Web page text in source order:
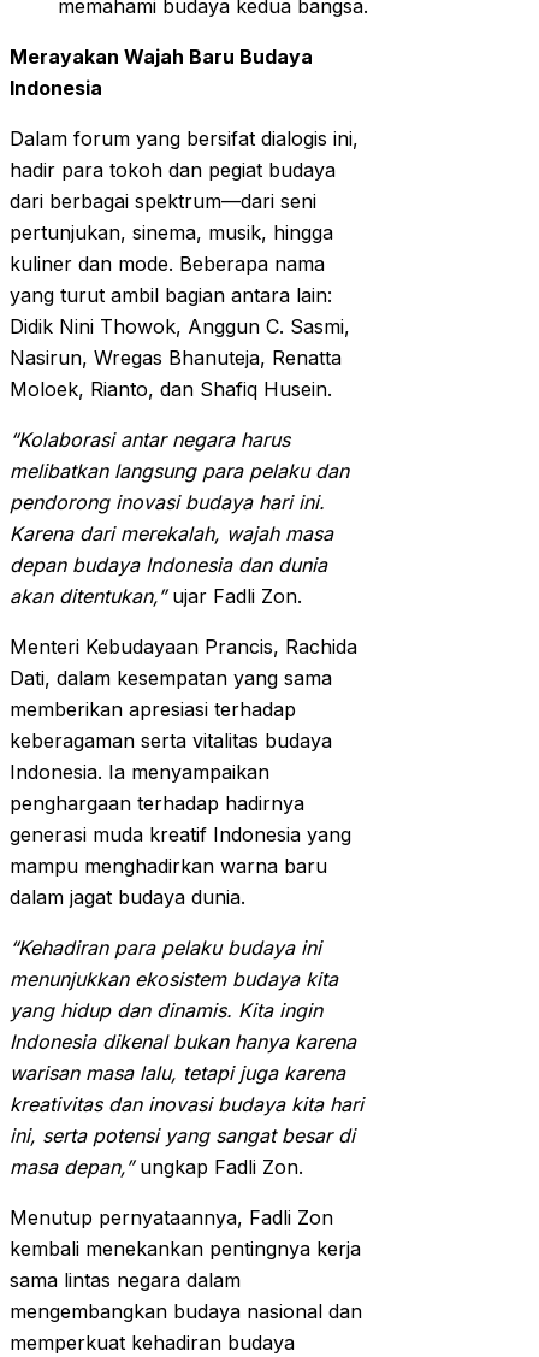
memahami budaya kedua bangsa.
Merayakan Wajah Baru Budaya
Indonesia
Dalam forum yang bersifat dialogis ini,
hadir para tokoh dan pegiat budaya
dari berbagai spektrum—dari seni
pertunjukan, sinema, musik, hingga
kuliner dan mode. Beberapa nama
yang turut ambil bagian antara lain:
Didik Nini Thowok, Anggun C. Sasmi,
Nasirun, Wregas Bhanuteja, Renatta
Moloek, Rianto, dan Shafiq Husein.
“Kolaborasi antar negara harus
melibatkan langsung para pelaku dan
pendorong inovasi budaya hari ini.
Karena dari merekalah, wajah masa
depan budaya Indonesia dan dunia
akan ditentukan,”ujar Fadli Zon.
Menteri Kebudayaan Prancis, Rachida
Dati, dalam kesempatan yang sama
memberikan apresiasi terhadap
keberagaman serta vitalitas budaya
Indonesia. Ia menyampaikan
penghargaan terhadap hadirnya
generasi muda kreatif Indonesia yang
mampu menghadirkan warna baru
dalam jagat budaya dunia.
“Kehadiran para pelaku budaya ini
menunjukkan ekosistem budaya kita
yang hidup dan dinamis. Kita ingin
Indonesia dikenal bukan hanya karena
warisan masa lalu, tetapi juga karena
kreativitas dan inovasi budaya kita hari
ini, serta potensi yang sangat besar di
masa depan,”ungkap Fadli Zon.
Menutup pernyataannya, Fadli Zon
kembali menekankan pentingnya kerja
sama lintas negara dalam
mengembangkan budaya nasional dan
memperkuat kehadiran budaya